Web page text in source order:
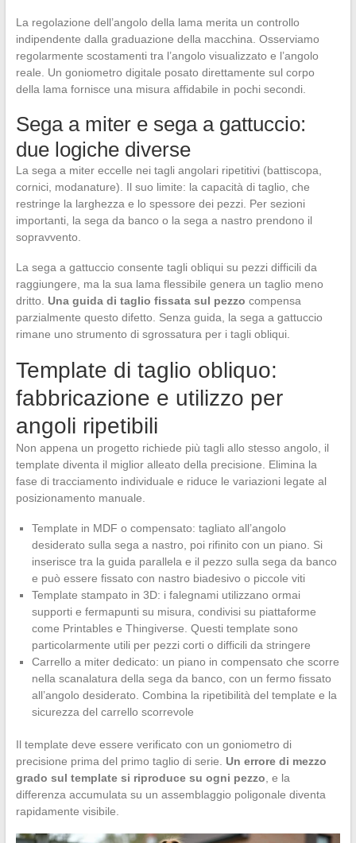
La regolazione dell’angolo della lama merita un controllo
indipendente dalla graduazione della macchina. Osserviamo
regolarmente scostamenti tra l’angolo visualizzato e l’angolo
reale. Un goniometro digitale posato direttamente sul corpo
della lama fornisce una misura affidabile in pochi secondi.
Sega a miter e sega a gattuccio:
due logiche diverse
La sega a miter eccelle nei tagli angolari ripetitivi (battiscopa,
cornici, modanature). Il suo limite: la capacità di taglio, che
restringe la larghezza e lo spessore dei pezzi. Per sezioni
importanti, la sega da banco o la sega a nastro prendono il
sopravvento.
La sega a gattuccio consente tagli obliqui su pezzi difficili da
raggiungere, ma la sua lama flessibile genera un taglio meno
dritto. Una guida di taglio fissata sul pezzo compensa
parzialmente questo difetto. Senza guida, la sega a gattuccio
rimane uno strumento di sgrossatura per i tagli obliqui.
Template di taglio obliquo:
fabbricazione e utilizzo per
angoli ripetibili
Non appena un progetto richiede più tagli allo stesso angolo, il
template diventa il miglior alleato della precisione. Elimina la
fase di tracciamento individuale e riduce le variazioni legate al
posizionamento manuale.
Template in MDF o compensato: tagliato all’angolo
desiderato sulla sega a nastro, poi rifinito con un piano. Si
inserisce tra la guida parallela e il pezzo sulla sega da banco
e può essere fissato con nastro biadesivo o piccole viti
Template stampato in 3D: i falegnami utilizzano ormai
supporti e fermapunti su misura, condivisi su piattaforme
come Printables e Thingiverse. Questi template sono
particolarmente utili per pezzi corti o difficili da stringere
Carrello a miter dedicato: un piano in compensato che scorre
nella scanalatura della sega da banco, con un fermo fissato
all’angolo desiderato. Combina la ripetibilità del template e la
sicurezza del carrello scorrevole
Il template deve essere verificato con un goniometro di
precisione prima del primo taglio di serie. Un errore di mezzo
grado sul template si riproduce su ogni pezzo, e la
differenza accumulata su un assemblaggio poligonale diventa
rapidamente visibile.